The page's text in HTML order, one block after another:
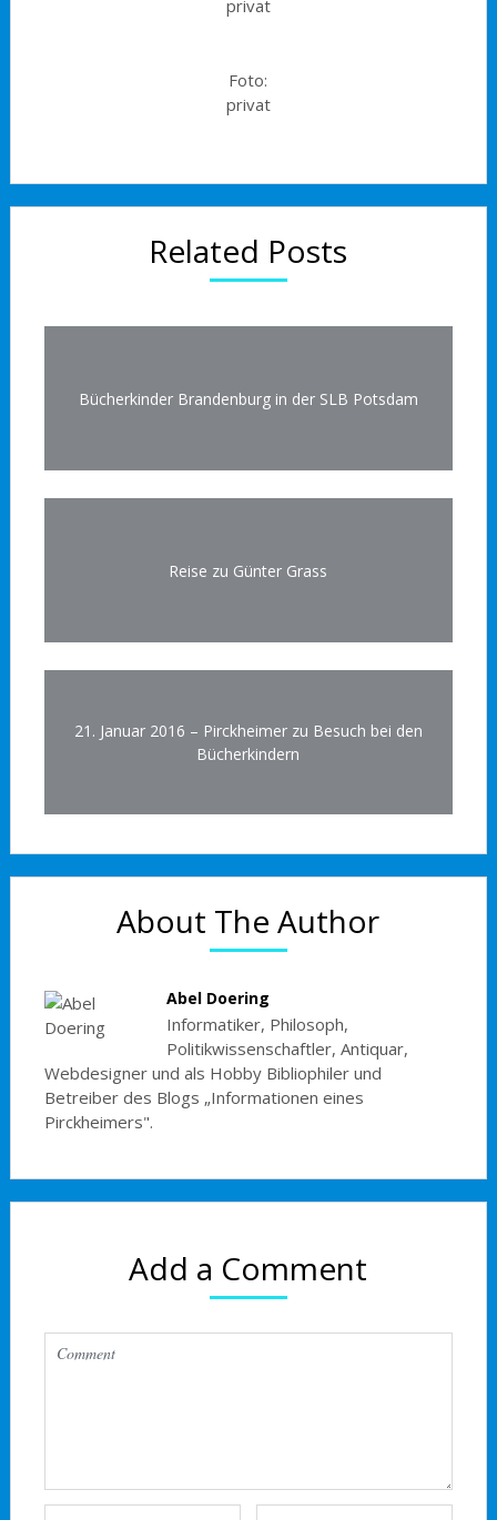
privat
Foto:
privat
Related Posts
Bücherkinder Brandenburg in der SLB Potsdam
Reise zu Günter Grass
21. Januar 2016 – Pirckheimer zu Besuch bei den
Bücherkindern
About The Author
Abel Doering
Informatiker, Philosoph,
Politikwissenschaftler, Antiquar,
Webdesigner und als Hobby Bibliophiler und
Betreiber des Blogs „Informationen eines
Pirckheimers".
Add a Comment